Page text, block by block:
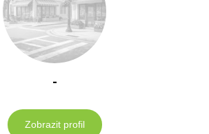
-
Zobrazit profil